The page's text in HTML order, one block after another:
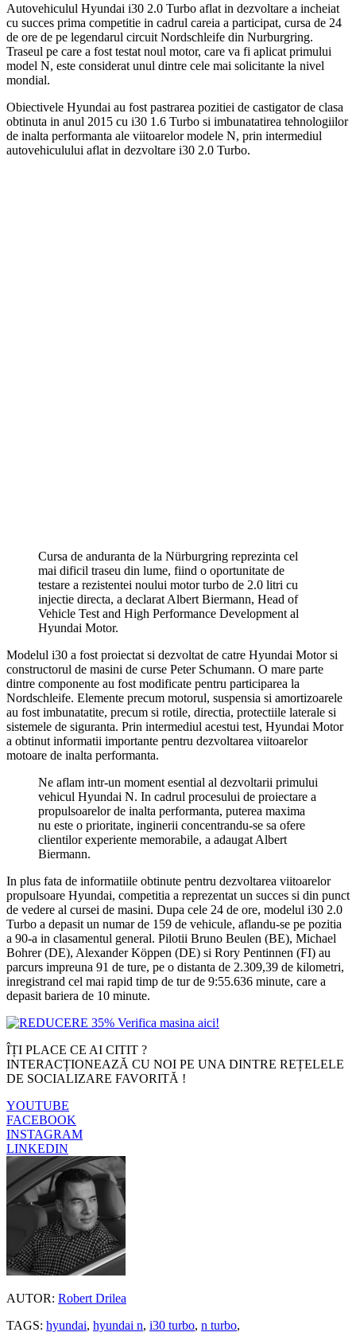
Autovehiculul Hyundai i30 2.0 Turbo aflat in dezvoltare a incheiat
cu succes prima competitie in cadrul careia a participat, cursa de 24
de ore de pe legendarul circuit Nordschleife din Nurburgring.
Traseul pe care a fost testat noul motor, care va fi aplicat primului
model N, este considerat unul dintre cele mai solicitante la nivel
mondial.
Obiectivele Hyundai au fost pastrarea pozitiei de castigator de clasa
obtinuta in anul 2015 cu i30 1.6 Turbo si imbunatatirea tehnologiilor
de inalta performanta ale viitoarelor modele N, prin intermediul
autovehiculului aflat in dezvoltare i30 2.0 Turbo.
Cursa de anduranta de la Nürburgring reprezinta cel
mai dificil traseu din lume, fiind o oportunitate de
testare a rezistentei noului motor turbo de 2.0 litri cu
injectie directa, a declarat Albert Biermann, Head of
Vehicle Test and High Performance Development al
Hyundai Motor.
Modelul i30 a fost proiectat si dezvoltat de catre Hyundai Motor si
constructorul de masini de curse Peter Schumann. O mare parte
dintre componente au fost modificate pentru participarea la
Nordschleife. Elemente precum motorul, suspensia si amortizoarele
au fost imbunatatite, precum si rotile, directia, protectiile laterale si
sistemele de siguranta. Prin intermediul acestui test, Hyundai Motor
a obtinut informatii importante pentru dezvoltarea viitoarelor
motoare de inalta performanta.
Ne aflam intr-un moment esential al dezvoltarii primului
vehicul Hyundai N. In cadrul procesului de proiectare a
propulsoarelor de inalta performanta, puterea maxima
nu este o prioritate, inginerii concentrandu-se sa ofere
clientilor experiente memorabile, a adaugat Albert
Biermann.
In plus fata de informatiile obtinute pentru dezvoltarea viitoarelor
propulsoare Hyundai, competitia a reprezentat un succes si din punct
de vedere al cursei de masini. Dupa cele 24 de ore, modelul i30 2.0
Turbo a depasit un numar de 159 de vehicule, aflandu-se pe pozitia
a 90-a in clasamentul general. Pilotii Bruno Beulen (BE), Michael
Bohrer (DE), Alexander Köppen (DE) si Rory Pentinnen (FI) au
parcurs impreuna 91 de ture, pe o distanta de 2.309,39 de kilometri,
inregistrand cel mai rapid timp de tur de 9:55.636 minute, care a
depasit bariera de 10 minute.
ÎȚI PLACE CE AI CITIT ?
INTERACȚIONEAZĂ CU NOI PE UNA DINTRE REȚELELE
DE SOCIALIZARE FAVORITĂ !
YOUTUBE
FACEBOOK
INSTAGRAM
LINKEDIN
AUTOR: Robert Drilea
TAGS: hyundai, hyundai n, i30 turbo, n turbo,